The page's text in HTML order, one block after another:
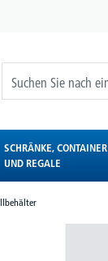
SCHRÄNKE, CONTAINER
UND REGALE